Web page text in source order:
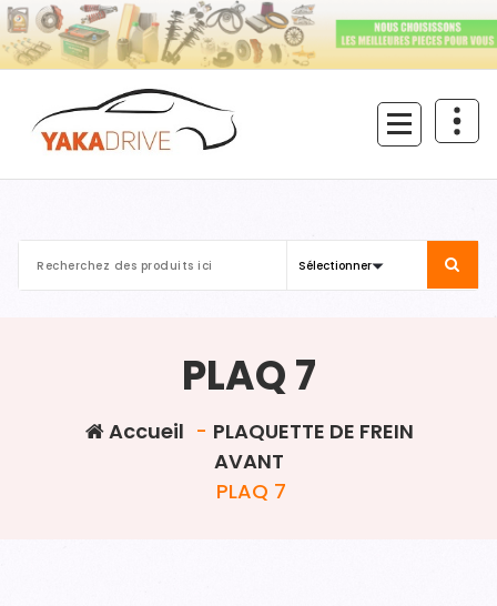
Aller
au
contenu
PLAQ 7
Accueil - PLAQUETTE DE FREIN
AVANT
PLAQ 7